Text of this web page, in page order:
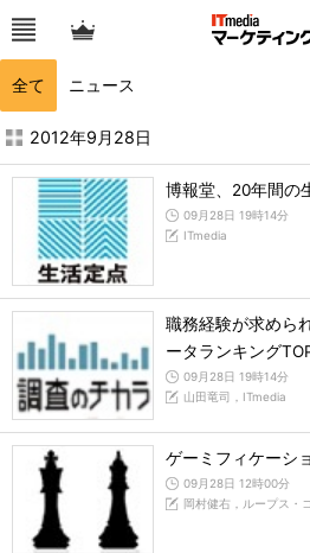
全て ニュース
2012年9月の記事一覧 - ITmedia マー
2012年9月28日
博報堂、20年間の
09月28日 19時14分
ITmedia
職務経験が求めら
ータランキング
09月28日 19時14分
山田竜司，ITmedia
ゲーミフィケーシ
09月28日 12時00分
岡村健右，ループス・